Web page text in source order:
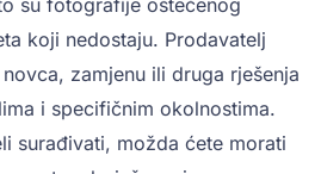
koji nedostaju. Prodavatelj
zamjenu ili druga rješenja
i specifičnim okolnostima.
surađivati, možda ćete morati